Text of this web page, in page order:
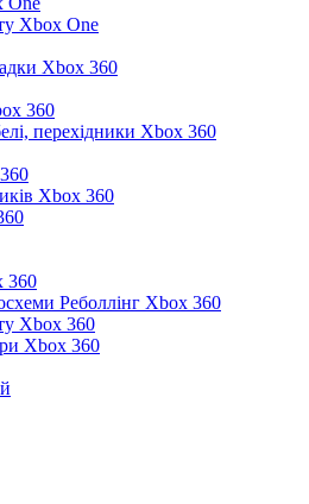
Xbox One
Xbox 360
360
перехідники Xbox 360
Xbox 360
360
Реболлінг Xbox 360
Xbox 360
Xbox 360